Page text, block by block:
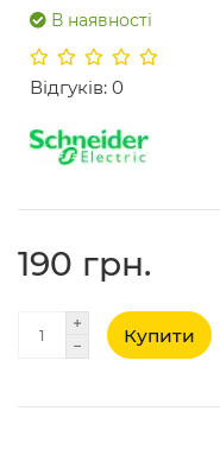
В наявності
Відгуків: 0
190 грн.
Купити